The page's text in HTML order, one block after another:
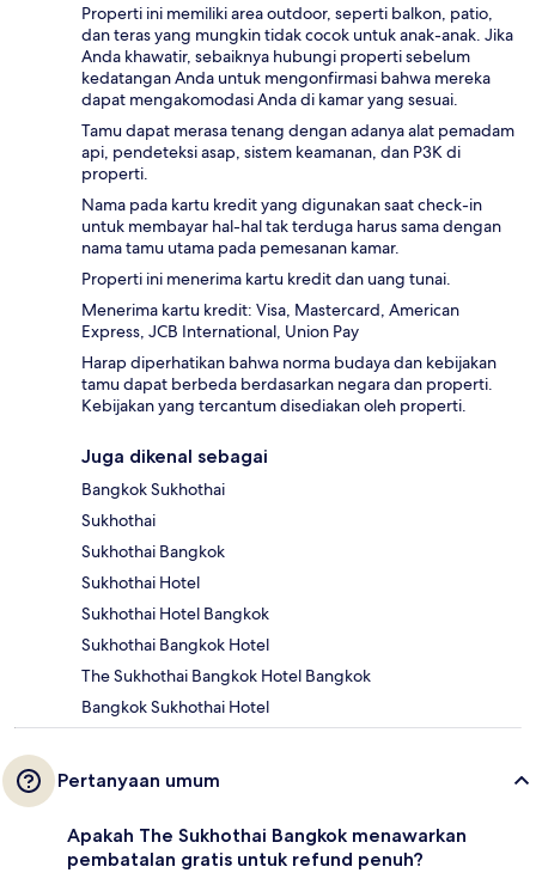
Properti ini memiliki area outdoor, seperti balkon, patio,
dan teras yang mungkin tidak cocok untuk anak-anak. Jika
Anda khawatir, sebaiknya hubungi properti sebelum
kedatangan Anda untuk mengonfirmasi bahwa mereka
dapat mengakomodasi Anda di kamar yang sesuai.
Tamu dapat merasa tenang dengan adanya alat pemadam
api, pendeteksi asap, sistem keamanan, dan P3K di
properti.
Nama pada kartu kredit yang digunakan saat check-in
untuk membayar hal-hal tak terduga harus sama dengan
nama tamu utama pada pemesanan kamar.
Properti ini menerima kartu kredit dan uang tunai.
Menerima kartu kredit: Visa, Mastercard, American
Express, JCB International, Union Pay
Harap diperhatikan bahwa norma budaya dan kebijakan
tamu dapat berbeda berdasarkan negara dan properti.
Kebijakan yang tercantum disediakan oleh properti.
Juga dikenal sebagai
Bangkok Sukhothai
Sukhothai
Sukhothai Bangkok
Sukhothai Hotel
Sukhothai Hotel Bangkok
Sukhothai Bangkok Hotel
The Sukhothai Bangkok Hotel Bangkok
Bangkok Sukhothai Hotel
Pertanyaan umum
Apakah The Sukhothai Bangkok menawarkan
pembatalan gratis untuk refund penuh?